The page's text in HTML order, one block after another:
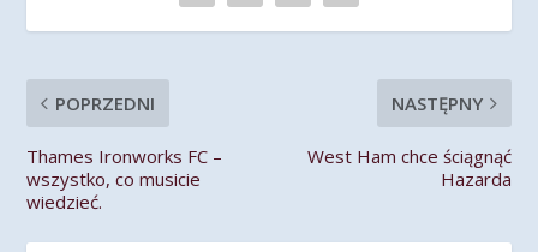
POPRZEDNI
Thames Ironworks FC –
wszystko, co musicie
wiedzieć.
NASTĘPNY
West Ham chce ściągnąć
Hazarda